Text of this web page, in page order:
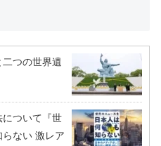
二つの世界遺
ついて『世
ない 激レア